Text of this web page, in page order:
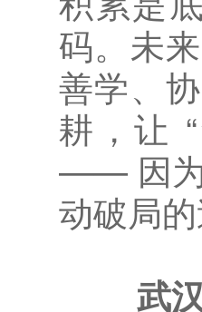
码。未
善学、
耕，让 “
—— 因
动破局
武